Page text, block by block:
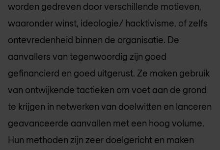
worden gedreven door verschillende motieven,
waaronder winst, ideologie/ hacktivisme, of zelfs
ontevredenheid binnen de organisatie. De
aanvallers van tegenwoordig zijn goed
gefinancierd en goed uitgerust. Ze maken gebruik
van ontwijkende tactieken om voet aan de grond
te krijgen in netwerken van doelwitten en lanceren
geavanceerde aanvallen met een hoog volume.
Hun methoden zijn zeer doelgericht en maken